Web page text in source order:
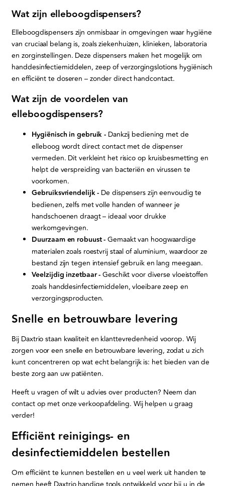
Wat zijn elleboogdispensers?
Elleboogdispensers zijn onmisbaar in omgevingen waar hygiëne
van cruciaal belang is, zoals ziekenhuizen, klinieken, laboratoria
en zorginstellingen. Deze dispensers maken het mogelijk om
handdesinfectiemiddelen, zeep of verzorgingslotions hygiënisch
en efficiënt te doseren – zonder direct handcontact.
Wat zijn de voordelen van
elleboogdispensers?
Hygiënisch in gebruik - Dankzij bediening met de
elleboog wordt direct contact met de dispenser
vermeden. Dit verkleint het risico op kruisbesmetting en
helpt de verspreiding van bacteriën en virussen te
voorkomen.
Gebruiksvriendelijk - De dispensers zijn eenvoudig te
bedienen, zelfs met volle handen of wanneer je
handschoenen draagt – ideaal voor drukke
werkomgevingen.
Duurzaam en robuust -Gemaakt van hoogwaardige
materialen zoals roestvrij staal of aluminium, waardoor ze
bestand zijn tegen intensief gebruik en lang meegaan.
Veelzijdig inzetbaar -Geschikt voor diverse vloeistoffen
zoals handdesinfectiemiddelen, vloeibare zeep en
verzorgingsproducten.
Snelle en betrouwbare levering
Bij Daxtrio staan kwaliteit en klanttevredenheid voorop. Wij
zorgen voor een snelle en betrouwbare levering, zodat u zich
kunt concentreren op wat echt belangrijk is: het bieden van de
beste zorg aan uw patiënten.
Heeft u vragen of wilt u advies over producten? Neem dan
contact op met onze verkoopafdeling. Wij helpen u graag
verder!
Efficiënt reinigings- en
desinfectiemiddelen bestellen
Om efficiënt te kunnen bestellen en u veel werk uit handen te